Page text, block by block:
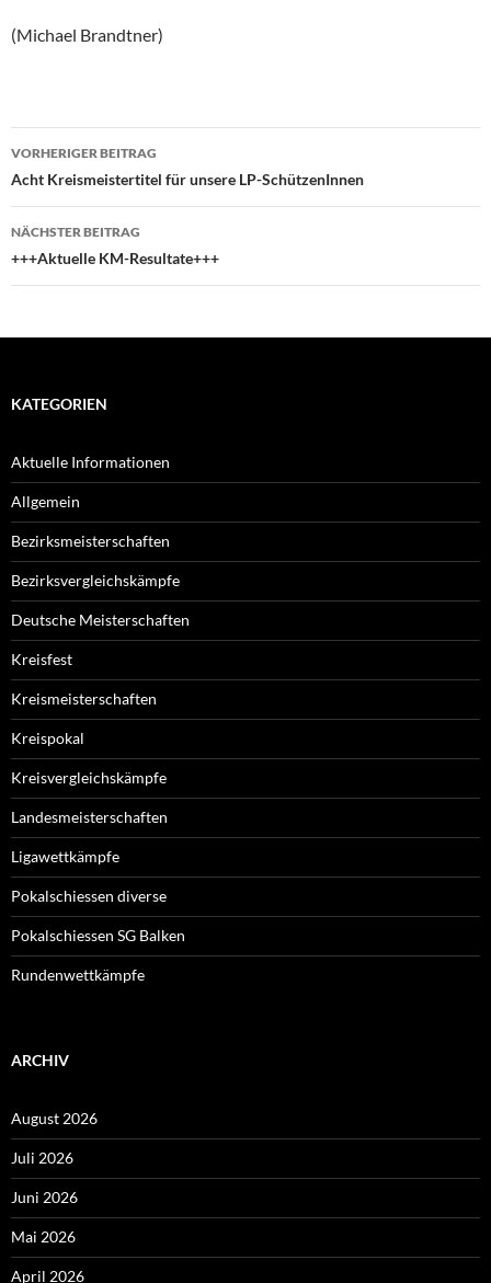
(Michael Brandtner)
Beitragsnavigation
VORHERIGER BEITRAG
Acht Kreismeistertitel für unsere LP-SchützenInnen
NÄCHSTER BEITRAG
+++Aktuelle KM-Resultate+++
KATEGORIEN
Aktuelle Informationen
Allgemein
Bezirksmeisterschaften
Bezirksvergleichskämpfe
Deutsche Meisterschaften
Kreisfest
Kreismeisterschaften
Kreispokal
Kreisvergleichskämpfe
Landesmeisterschaften
Ligawettkämpfe
Pokalschiessen diverse
Pokalschiessen SG Balken
Rundenwettkämpfe
ARCHIV
August 2026
Juli 2026
Juni 2026
Mai 2026
April 2026